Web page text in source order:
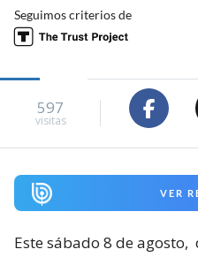
Seguimos criterios de
597
visitas
VER
Este sábado 8 de agosto,